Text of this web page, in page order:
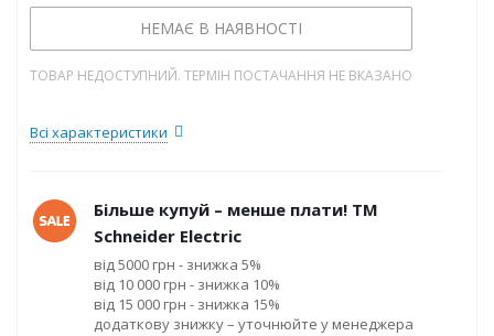
НЕМАЄ В НАЯВНОСТІ
ТОВАР НЕДОСТУПНИЙ. ТЕРМІН ПОСТАЧАННЯ НЕ ВКАЗАНО
Всі характеристики
Більше купуй – менше плати! ТМ
Schneider Electric
від 5000 грн - знижка 5%
від 10 000 грн - знижка 10%
від 15 000 грн - знижка 15%
додаткову знижку – уточнюйте у менеджера